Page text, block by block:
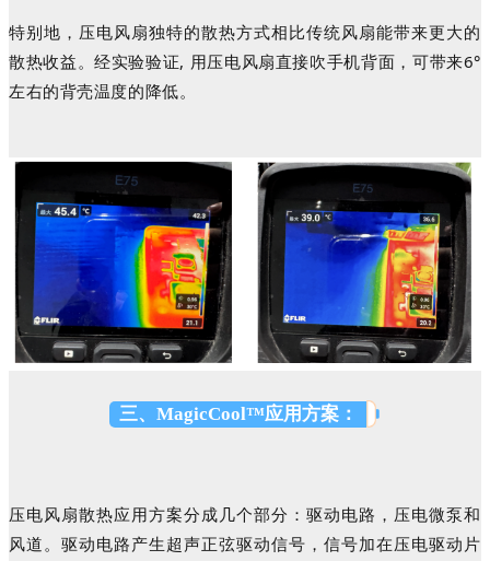
特别地，压电风扇独特的散热方式相比传统风扇能带来更大的
散热收益。经实验验证, 用压电风扇直接吹手机背面，可带来6°
左右的背壳温度的降低。
三、MagicCool™应用方案：
压电风扇散热应用方案分成几个部分：驱动电路，压电微泵和
风道。驱动电路产生超声正弦驱动信号，信号加在压电驱动片